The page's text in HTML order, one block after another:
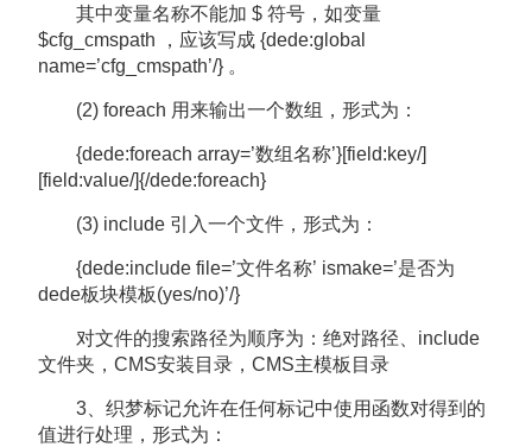
其中变量名称不能加 $ 符号，如变量
$cfg_cmspath ，应该写成 {dede:global
name=’cfg_cmspath’/} 。
(2) foreach 用来输出一个数组，形式为：
{dede:foreach array=’数组名称’}[field:key/]
[field:value/]{/dede:foreach}
(3) include 引入一个文件，形式为：
{dede:include file=’文件名称’ ismake=’是否为
dede板块模板(yes/no)’/}
对文件的搜索路径为顺序为：绝对路径、include
文件夹，CMS安装目录，CMS主模板目录
3、织梦标记允许在任何标记中使用函数对得到的
值进行处理，形式为：